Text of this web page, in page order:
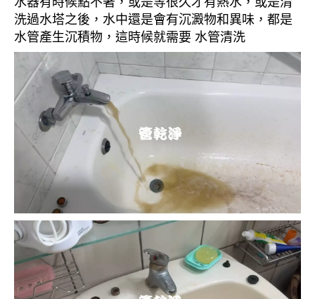
洗過水塔之後，水中還是會有沉澱物和異味，都是
水管產生沉積物，這時候就需要 水管清洗